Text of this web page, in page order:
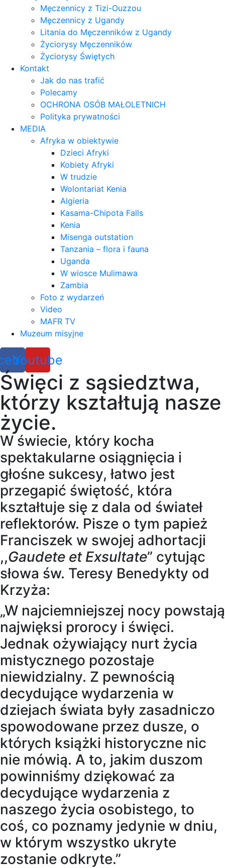
Męczennicy z Tizi-Ouzzou
Męczennicy z Ugandy
Litania do Męczenników z Ugandy
Życiorysy Męczenników
Życiorysy Świętych
Kontakt
Jak do nas trafić
Polecamy
OCHRONA OSÓB MAŁOLETNICH
Polityka prywatności
MEDIA
Afryka w obiektywie
Dzieci Afryki
Kobiety Afryki
W trudzie
Wolontariat Kenia
Algieria
Kasama-Chipota Falls
Kenia
Misenga outstation
Tanzania – flora i fauna
Uganda
W wiosce Mulimawa
Zambia
Foto z wydarzeń
Video
MAFR TV
Muzeum misyjne
Youtube
Święci z sąsiedztwa,
którzy kształtują nasze
życie.
W świecie, który kocha
spektakularne osiągnięcia i
głośne sukcesy, łatwo jest
przegapić świętość, która
kształtuje się z dala od świateł
reflektorów. Pisze o tym papież
Franciszek w swojej adhortacji
,,Gaudete et Exsultate” cytując
słowa św. Teresy Benedykty od
Krzyża:
„W najciemniejszej nocy powstają
najwięksi prorocy i święci.
Jednak ożywiający nurt życia
mistycznego pozostaje
niewidzialny. Z pewnością
decydujące wydarzenia w
dziejach świata były zasadniczo
spowodowane przez dusze, o
których książki historyczne nic
nie mówią. A to, jakim duszom
powinniśmy dziękować za
decydujące wydarzenia z
naszego życia osobistego, to
coś, co poznamy jedynie w dniu,
w którym wszystko ukryte
zostanie odkryte.”